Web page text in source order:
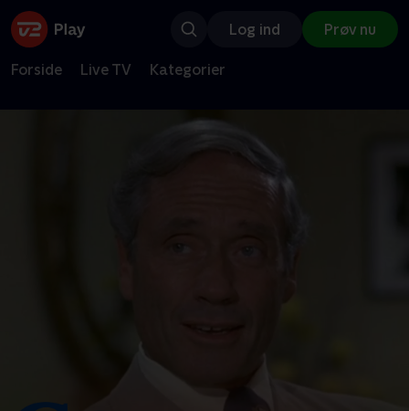
Log ind Prøv nu
Forside Live TV Kategorier